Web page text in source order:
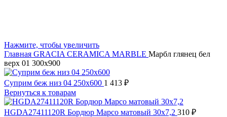
Нажмите, чтобы увеличить
Главная GRACIA CERAMICA MARBLE Марбл глянец бел
верх 01 300х900
Суприм беж низ 04 250х600 1 413 ₽
Вернуться к товарам
HGDA27411120R Бордюр Марсо матовый 30x7,2 310 ₽